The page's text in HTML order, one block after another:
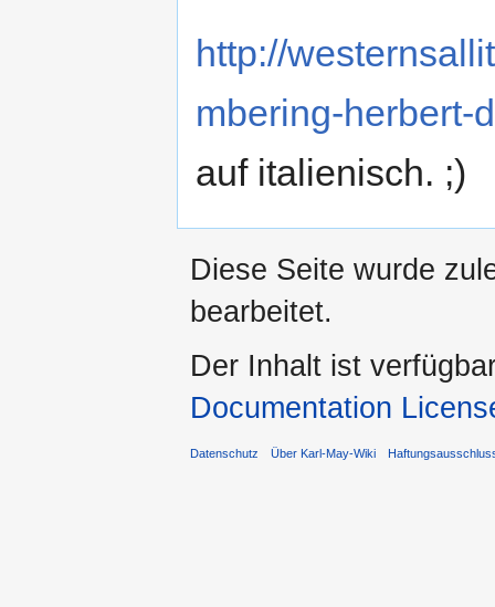
http://
mbering-herbert-
auf italienisch. ;)
Diese Seite wurde
bearbeitet.
Der Inhalt ist
Documentation
Datenschutz Über Karl-May-Wiki